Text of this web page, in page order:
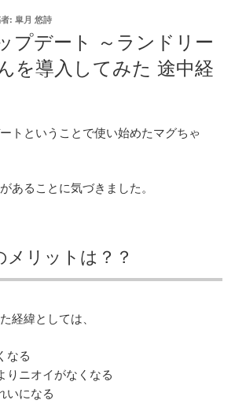
: 皐月 悠詩
プデート ～ランドリー
を導入してみた 途中経
トということで使い始めたマグちゃ
あることに気づきました。
メリットは？？
経緯としては、
なる
りニオイがなくなる
いになる